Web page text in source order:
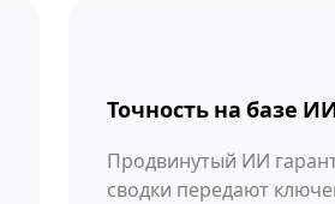
Точность на базе
Продвинутый ИИ
сводки передают